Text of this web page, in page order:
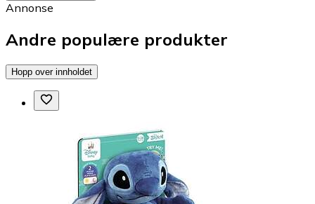
Annonse
Andre populære produkter
Hopp over innholdet